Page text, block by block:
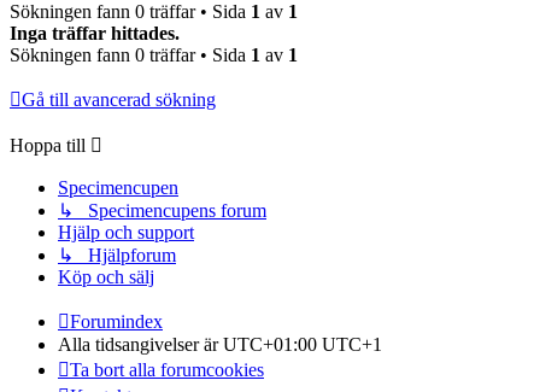
Sökningen fann 0 träffar • Sida 1 av 1
Inga träffar hittades.
Sökningen fann 0 träffar • Sida 1 av 1
Gå till avancerad sökning
Hoppa till
Specimencupen
↳ Specimencupens forum
Hjälp och support
↳ Hjälpforum
Köp och sälj
Forumindex
Alla tidsangivelser är UTC+01:00 UTC+1
Ta bort alla forumcookies